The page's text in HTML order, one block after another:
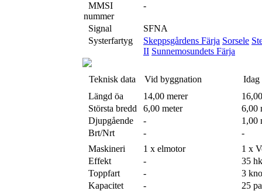
MMSI
nummer
-
Signal
SFNA
Systerfartyg
Skeppsgårdens Färja Sorsele
II Sunnemosundets Färja
Teknisk data Vid byggnation
Idag
Längd öa
14,00 merer
Största bredd
6,00 meter
6,00
Djupgående
-
1,00
Brt/Nrt
-
-
Maskineri
1 x elmotor
1 x
Effekt
-
35
Toppfart
-
3
Kapacitet
-
25